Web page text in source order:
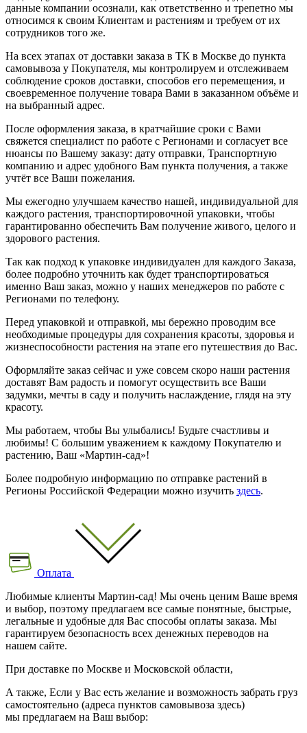
данные компании осознали, как ответственно и трепетно мы
относимся к своим Клиентам и растениям и требуем от их
сотрудников того же.
На всех этапах от доставки заказа в ТК в Москве до пункта
самовывоза у Покупателя, мы контролируем и отслеживаем
соблюдение сроков доставки, способов его перемещения, и
своевременное получение товара Вами в заказанном объёме и
на выбранный адрес.
После оформления заказа, в кратчайшие сроки с Вами
свяжется специалист по работе с Регионами и согласует все
нюансы по Вашему заказу: дату отправки, Транспортную
компанию и адрес удобного Вам пункта получения, а также
учтёт все Ваши пожелания.
Мы ежегодно улучшаем качество нашей, индивидуальной для
каждого растения, транспортировочной упаковки, чтобы
гарантированно обеспечить Вам получение живого, целого и
здорового растения.
Так как подход к упаковке индивидуален для каждого Заказа,
более подробно уточнить как будет транспортироваться
именно Ваш заказ, можно у наших менеджеров по работе с
Регионами по телефону.
Перед упаковкой и отправкой, мы бережно проводим все
необходимые процедуры для сохранения красоты, здоровья и
жизнеспособности растения на этапе его путешествия до Вас.
Оформляйте заказ сейчас и уже совсем скоро наши растения
доставят Вам радость и помогут осуществить все Ваши
задумки, мечты в саду и получить наслаждение, глядя на эту
красоту.
Мы работаем, чтобы Вы улыбались! Будьте счастливы и
любимы! С большим уважением к каждому Покупателю и
растению, Ваш «Мартин-сад»!
Более подробную информацию по отправке растений в
Регионы Российской Федерации можно изучить здесь.
Оплата
Любимые клиенты Мартин-сад! Мы очень ценим Ваше время
и выбор, поэтому предлагаем все самые понятные, быстрые,
легальные и удобные для Вас способы оплаты заказа. Мы
гарантируем безопасность всех денежных переводов на
нашем сайте.
При доставке по Москве и Московской области,
А также, Если у Вас есть желание и возможность забрать груз
самостоятельно (адреса пунктов самовывоза здесь)
мы предлагаем на Ваш выбор: